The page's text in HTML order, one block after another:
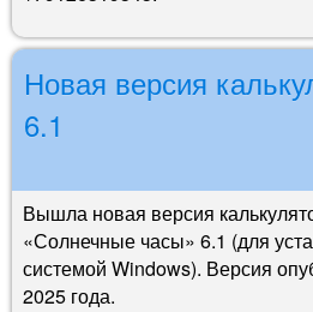
Новая версия
6.1
Вышла новая версия
«Солнечные часы» 6.1 (для
системой Windows). Версия
2025 года.